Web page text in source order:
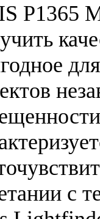
P1365
с